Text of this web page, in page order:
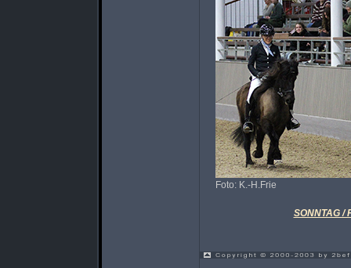
Foto: K.-H.Frie
SONNTAG /